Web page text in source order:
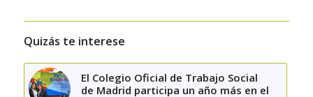
Quizás te interese
El Colegio Oficial de Trabajo Social
de Madrid participa un año más en el